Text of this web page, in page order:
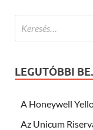
LEGUTÓBBI
A Honeywell
Az Unicum